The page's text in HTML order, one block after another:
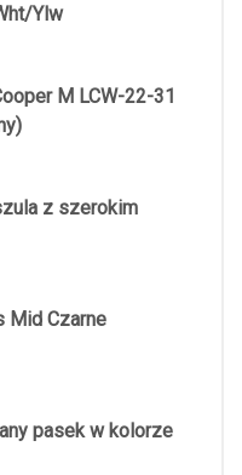
Ylw
M LCW-22-31
z szerokim
Mid Czarne
pasek w kolorze